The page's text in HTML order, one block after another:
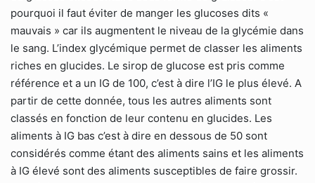
pourquoi il faut éviter de manger les glucoses dits «
mauvais » car ils augmentent le niveau de la glycémie dans
le sang. L’index glycémique permet de classer les aliments
riches en glucides. Le sirop de glucose est pris comme
référence et a un IG de 100, c’est à dire l’IG le plus élevé. A
partir de cette donnée, tous les autres aliments sont
classés en fonction de leur contenu en glucides. Les
aliments à IG bas c’est à dire en dessous de 50 sont
considérés comme étant des aliments sains et les aliments
à IG élevé sont des aliments susceptibles de faire grossir.